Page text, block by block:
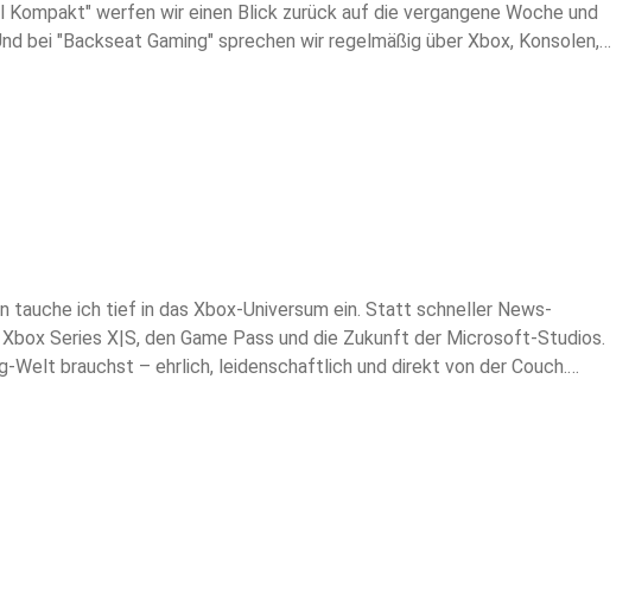
werfen wir einen Blick zurück auf die vergangene Woche und
bei "Backseat Gaming" sprechen wir regelmäßig über Xbox, Konsolen,
sogar fundiert und mit Expertise!
tauche ich tief in das Xbox-Universum ein. Statt schneller News-
Series X|S, den Game Pass und die Zukunft der Microsoft-Studios.
Welt brauchst – ehrlich, leidenschaftlich und direkt von der Couch.
X (Twitter): @zockercouch_pod E-Mail: podcast@zocker-